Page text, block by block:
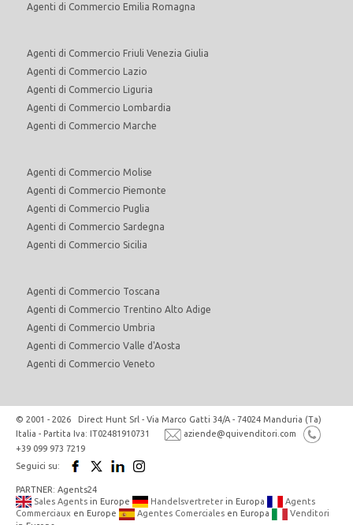
Agenti di Commercio Emilia Romagna
Agenti di Commercio Friuli Venezia Giulia
Agenti di Commercio Lazio
Agenti di Commercio Liguria
Agenti di Commercio Lombardia
Agenti di Commercio Marche
Agenti di Commercio Molise
Agenti di Commercio Piemonte
Agenti di Commercio Puglia
Agenti di Commercio Sardegna
Agenti di Commercio Sicilia
Agenti di Commercio Toscana
Agenti di Commercio Trentino Alto Adige
Agenti di Commercio Umbria
Agenti di Commercio Valle d'Aosta
Agenti di Commercio Veneto
© 2001 - 2026 Direct Hunt Srl - Via Marco Gatti 34/A - 74024 Manduria (Ta)
Italia - Partita Iva: IT02481910731
aziende@quivenditori.com
+39 099 973 7219
Seguici su:
PARTNER: Agents24
Sales Agents in Europe Handelsvertreter in Europa
Agents
Commerciaux en Europe Agentes Comerciales en Europa
Venditori